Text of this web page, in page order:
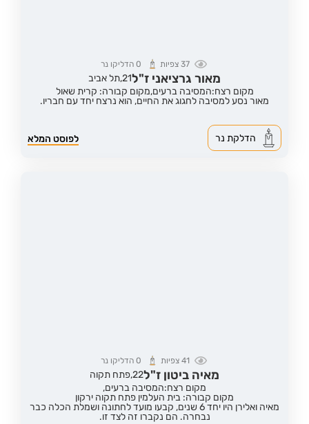
37צפיות 0 הדליקו נר
מאור גרציאני ז"ל21,תל אביב
מקום רצח:המסיבה ברעים,מקום קבורה: קרית שאול
מאור נסע למסיבה לחגוג את החיים, הוא נרצח יחד עם חבריו.
לפוסט המלא הדלקת נר
41 צפיות 0הדליקו נר
מאיה ביטון ז"ל22,פתח תקוה
מקום רצח:המסיבה ברעים,
מקום קבורה: בית העלמין פתח תקוה ירקון
מאיה ואלירן היו יחד 6 שנים, קבעו מועד לחתונה ושמלת הכלה כבר
נבחרה. הם נקברו זה לצד זו.